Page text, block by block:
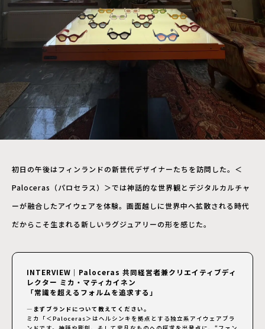
初日の午後はフィンランドの新世代デザイナーたちを訪問した。＜
Paloceras（パロセラス）＞では神話的な世界観とデジタルカルチャ
ーが融合したアイウェアを体験。画面越しに世界中へ拡散される時代
だからこそ生まれる新しいラグジュアリーの形を感じた。
INTERVIEW｜Paloceras 共同経営者兼クリエイティブディ
レクター ミカ・マティカイネン
「常識を超えるフォルムを追求する」
—まずブランドについて教えてください。
ミカ「＜Paloceras＞はヘルシンキを拠点とする独立系アイウェアブラ